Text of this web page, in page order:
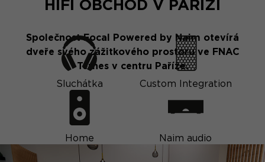
HIFI OBCHOD V PAŘÍŽI
Společnost Focal Powered by Naim otevírá
dveře svého zážitkového prostoru ve FNAC
Ternes v centru Paříže.
Sluchátka
Custom Integration
Home Naim audio